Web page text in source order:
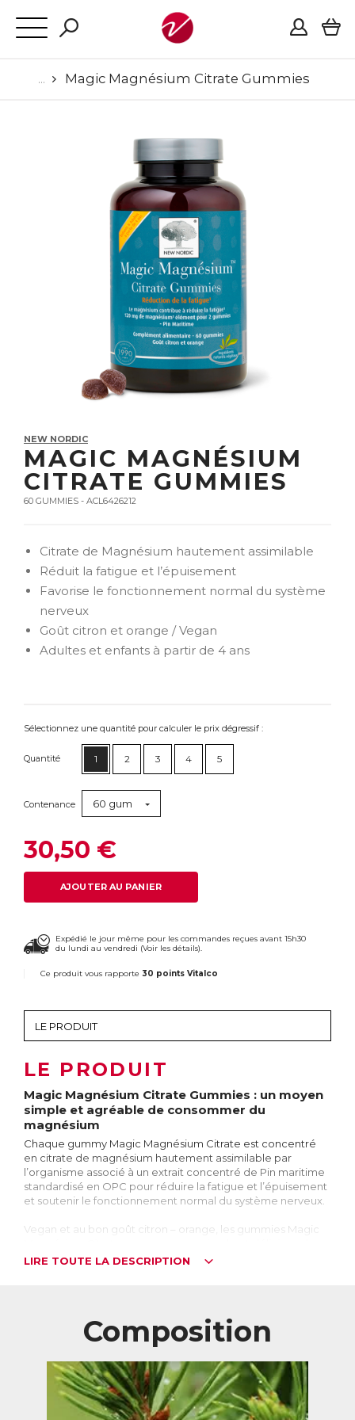
Magic Magnésium Citrate Gummies
NEW NORDIC
MAGIC MAGNÉSIUM
CITRATE GUMMIES
60 GUMMIES - ACL6426212
Citrate de Magnésium hautement assimilable
Réduit la fatigue et l’épuisement
Favorise le fonctionnement normal du système
nerveux
Goût citron et orange / Vegan
Adultes et enfants à partir de 4 ans
Sélectionnez une quantité pour calculer le prix dégressif :
Quantité 1 2 3 4 5
Contenance 60 gum
30,50 €
AJOUTER AU PANIER
Expédié le jour même pour les commandes reçues avant 15h30
du lundi au vendredi (Voir les détails).
Ce produit vous rapporte 30 points Vitalco
LE PRODUIT
Magic Magnésium Citrate Gummies : un moyen
simple et agréable de consommer du
magnésium
Chaque gummy Magic Magnésium Citrate est concentré
en citrate de magnésium hautement assimilable par
l’organisme associé à un extrait concentré de Pin maritime
standardisé en OPC pour réduire la fatigue et l’épuisement
et soutenir le fonctionnement normal du système nerveux.
Vegan et au bon goût citron – orange, les gummies Magic
supplémenter en magnésium.
→ les personnes stressées, fatiguées, voire épuisées
→ les sportifs, à la perte de magnésium accrue
→ les personnes qui ont des apports alimentaires
insuffisants en magnésium
→ les enfants à partir de 4 ans, qui ont besoin d’un apport
supplémentaire en magnésium
LIRE TOUTE LA DESCRIPTION
Composition